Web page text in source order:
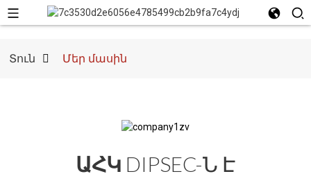
Տուն Մեր մասին
ԱՀԿ DIPSEC-Ն Է